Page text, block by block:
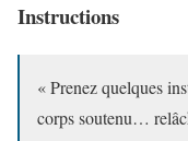
Instructions
« Prenez quelques
corps soutenu…